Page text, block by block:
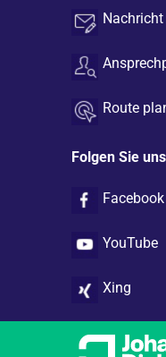
Route
Folgen Sie uns
Facebook
YouTube
Xing